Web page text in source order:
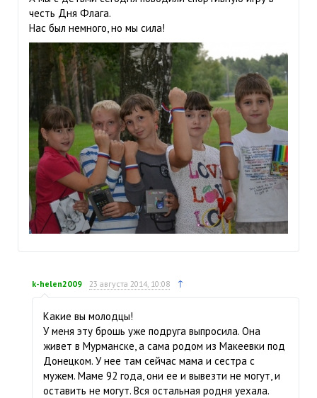
честь Дня Флага.
Нас был немного, но мы сила!
k-helen2009 23 августа 2014, 10:08 ↑
Какие вы молодцы!
У меня эту брошь уже подруга выпросила. Она
живет в Мурманске, а сама родом из Макеевки под
Донецком. У нее там сейчас мама и сестра с
мужем. Маме 92 года, они ее и вывезти не могут, и
оставить не могут. Вся остальная родня уехала.